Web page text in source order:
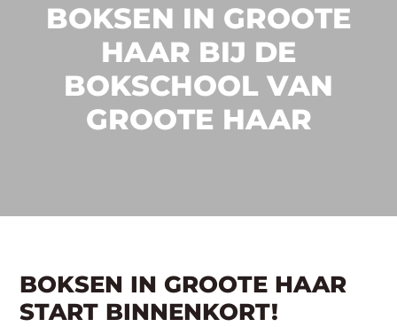
BOKSEN IN GROOTE
HAAR BIJ DE
BOKSCHOOL VAN
GROOTE HAAR
BOKSEN IN GROOTE HAAR
START BINNENKORT!